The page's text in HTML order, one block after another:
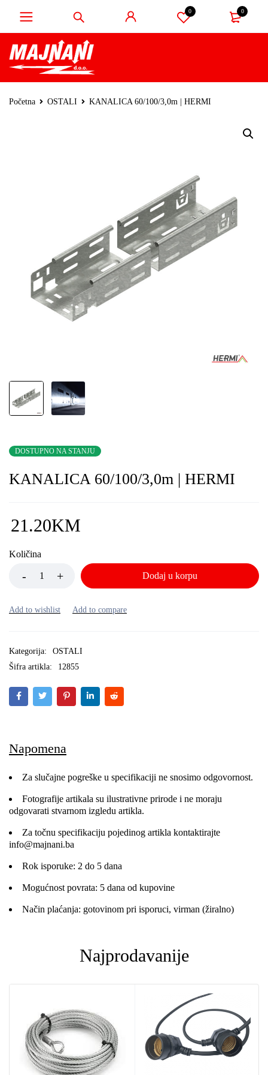
0 0
Početna OSTALI KANALICA 60/100/3,0m | HERMI
DOSTUPNO NA STANJU
KANALICA 60/100/3,0m | HERMI
21.20KM
Količina
Dodaj u korpu
Kategorija:
OSTALI
Šifra artikla:
12855
Napomena
Za slučajne pogreške u specifikaciji ne snosimo odgovornost.
Fotografije artikala su ilustrativne prirode i ne moraju
odgovarati stvarnom izgledu artikla.
Za točnu specifikaciju pojedinog artikla kontaktirajte
info@majnani.ba
Rok isporuke: 2 do 5 dana
Mogućnost povrata: 5 dana od kupovine
Način plaćanja: gotovinom pri isporuci, virman (žiralno)
Najprodavanije